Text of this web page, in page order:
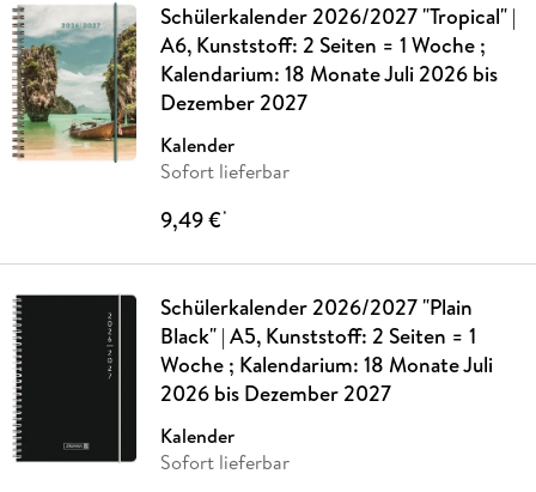
Schülerkalender 2026/2027 "Tropical" |
A6, Kunststoff: 2 Seiten = 1 Woche ;
Kalendarium: 18 Monate Juli 2026 bis
Dezember 2027
Kalender
Sofort lieferbar
9,49 €*
Schülerkalender 2026/2027 "Plain
Black" | A5, Kunststoff: 2 Seiten = 1
Woche ; Kalendarium: 18 Monate Juli
2026 bis Dezember 2027
Kalender
Sofort lieferbar